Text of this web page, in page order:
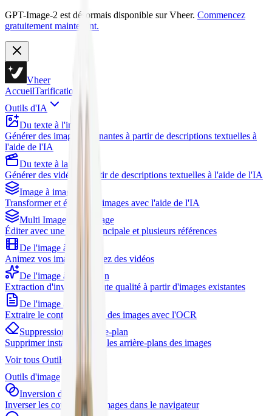
GPT-Image-2 est désormais disponible sur Vheer. Commencez
gratuitement maintenant.
Vheer
AccueilTarification
Outils d'IA
Du texte à l'image
Générer des images étonnantes à partir de descriptions textuelles à
l'aide de l'IA
Du texte à la vidéo
Générer des vidéos à partir de descriptions textuelles à l'aide de l'IA
Image à image
Transformer et éditer des images avec l'aide de l'IA
Multi Images vers Image
Éditer avec une image principale et plusieurs références
De l'image à la vidéo
Animez vos images et créez des vidéos
De l'image à l'incitation
Extraction d'invites de haute qualité à partir d'images existantes
De l'image au texte
Extraire le contenu textuel des images avec l'OCR
Suppression de l'arrière-plan
Supprimer instantanément les arrière-plans des images
Voir tous Outils d'IA
Outils d'image
Inversion d'image
Inverser les couleurs des images dans le navigateur